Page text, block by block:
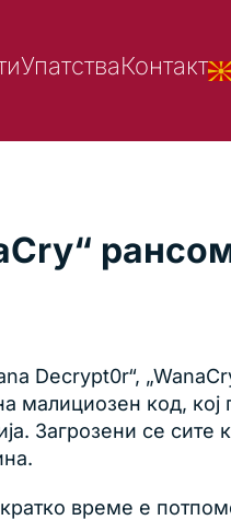
УпатстваКонтакт
Decrypt0r“,
код, кој
Загрозени се сите
време е